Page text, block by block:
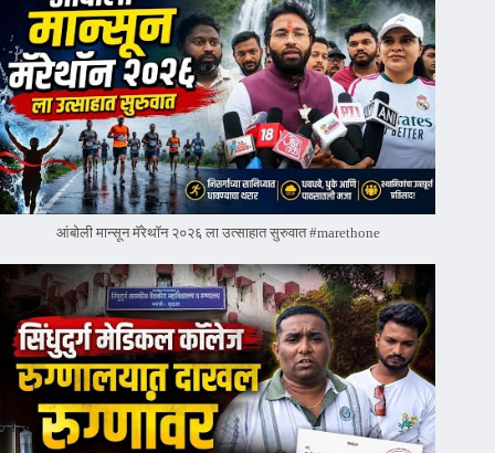
आंबोली मान्सून मॅरेथॉन २०२६ ला उत्साहात सुरुवात #marethone